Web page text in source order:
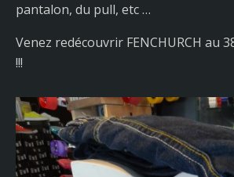
pantalon, du pull, etc …
Venez redécouvrir FENCHURCH au
!!!